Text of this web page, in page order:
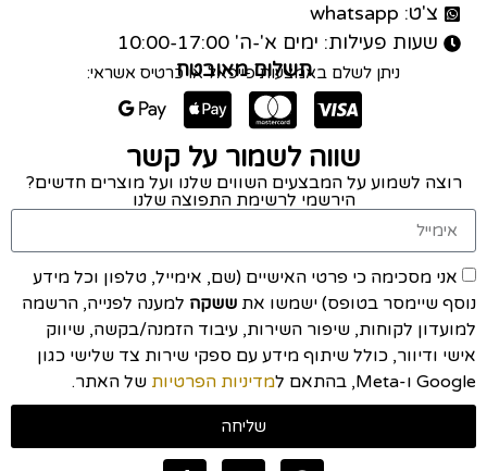
צ'ט: whatsapp
שעות פעילות: ימים א'-ה' 10:00-17:00
תשלום מאובטח
ניתן לשלם באמצעות פייפאל או כרטיס אשראי:
שווה לשמור על קשר
רוצה לשמוע על המבצעים השווים שלנו ועל מוצרים חדשים?
הירשמי לרשימת התפוצה שלנו
אני מסכימה כי פרטי האישיים (שם, אימייל, טלפון וכל מידע
נוסף שיימסר בטופס) ישמשו את ששקה למענה לפנייה, הרשמה
למועדון לקוחות, שיפור השירות, עיבוד הזמנה/בקשה, שיווק
אישי ודיוור, כולל שיתוף מידע עם ספקי שירות צד שלישי כגון
Google ו-Meta, בהתאם ל
מדיניות הפרטיות של האתר.
שליחה